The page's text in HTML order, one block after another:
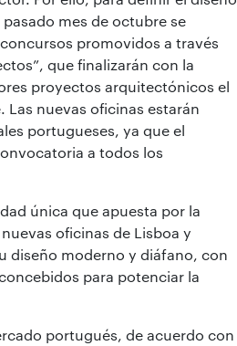
mes de octubre se
promovidos a través
que finalizarán con la
proyectos arquitectónicos el
Las nuevas oficinas estarán
portugueses, ya que el
a todos los
única que apuesta por la
oficinas de Lisboa y
diseño moderno y diáfano, con
para potenciar la
portugués, de acuerdo con